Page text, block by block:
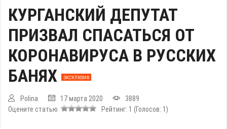
КУРГАНСКИЙ ДЕПУТАТ
ПРИЗВАЛ СПАСАТЬСЯ ОТ
КОРОНАВИРУСА В РУССКИХ
БАНЯХ
ЭКСКЛЮЗИВ
Polina 17 марта 2020
3889
Оцените статью
Рейтинг: 1 (Голосов: 1 )